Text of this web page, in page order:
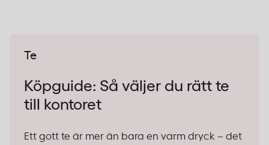
Te
Köpguide: Så väljer du rätt te
till kontoret
Ett gott te är mer än bara en varm dryck – det